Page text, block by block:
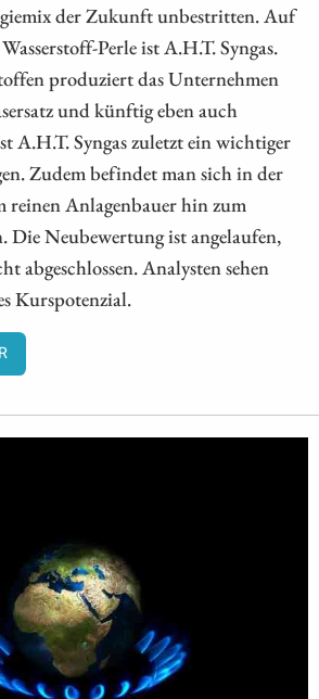
der Zukunft unbestritten. Auf
Perle ist A.H.T. Syngas.
produziert das Unternehmen
und künftig eben auch
A.H.T. Syngas zuletzt ein wichtiger
Zudem befindet man sich in der
reinen Anlagenbauer hin zum
Die Neubewertung ist angelaufen,
abgeschlossen. Analysten sehen
Kurspotenzial.